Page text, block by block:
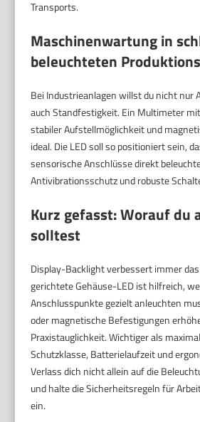
Transports.
Maschinenwartung in
beleuchteten
Bei Industrieanlagen willst du nicht nur
auch Standfestigkeit. Ein Multimeter
stabiler Aufstellmöglichkeit und
ideal. Die LED soll so positioniert sein,
sensorische Anschlüsse direkt
Antivibrationsschutz und robuste
Kurz gefasst: Worauf du
solltest
Display-Backlight verbessert immer
gerichtete Gehäuse-LED ist hilfreich,
Anschlusspunkte gezielt anleuchten
oder magnetische Befestigungen
Praxistauglichkeit. Wichtiger als
Schutzklasse, Batterielaufzeit und
Verlass dich nicht allein auf die
und halte die Sicherheitsregeln für
ein.